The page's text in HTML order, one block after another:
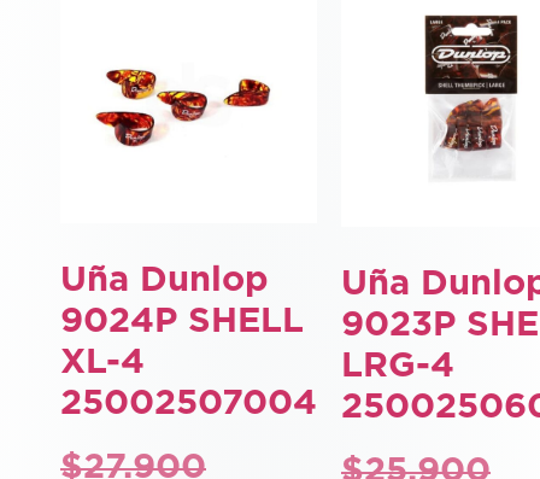
Uña Dunlop
9024P SHELL
XL-4
25002507004
$27.900
Uña
9023P
LRG-4
$25.900